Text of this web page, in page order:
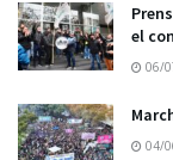
el
06/
04/